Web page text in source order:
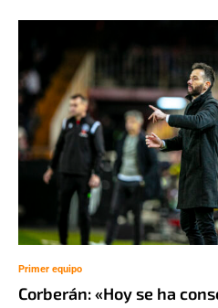
Primer equipo
Corberán: «Hoy se ha